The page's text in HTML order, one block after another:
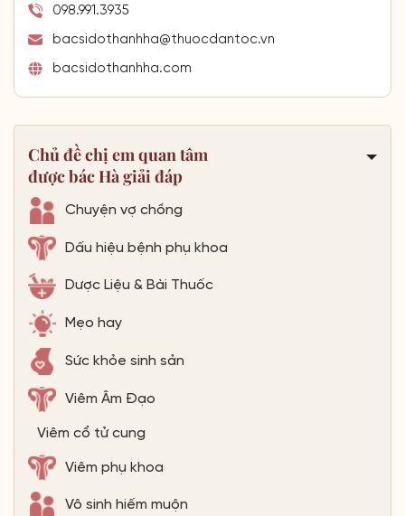
098.991.3935
bacsidothanhha@thuocdantoc.vn
bacsidothanhha.com
Chủ đề chị em quan tâm
được bác Hà giải đáp
Chuyện vợ chồng
Dấu hiệu bệnh phụ khoa
Dược Liệu & Bài Thuốc
Mẹo hay
Sức khỏe sinh sản
Viêm Âm Đạo
Viêm cổ tử cung
Viêm phụ khoa
Vô sinh hiếm muộn